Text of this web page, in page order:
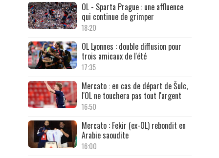
OL - Sparta Prague : une affluence
qui continue de grimper
18:20
OL Lyonnes : double diffusion pour
trois amicaux de l'été
17:35
Mercato : en cas de départ de Šulc,
l'OL ne touchera pas tout l'argent
16:50
Mercato : Fekir (ex-OL) rebondit en
Arabie saoudite
16:00